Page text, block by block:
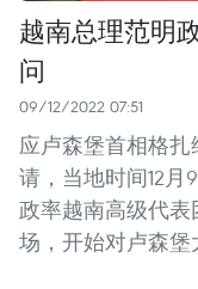
越南总理范明
问
09/12/2022 07:51
应卢森堡首相格扎
请，当地时间12
政率越南高级代表
场，开始对卢森堡